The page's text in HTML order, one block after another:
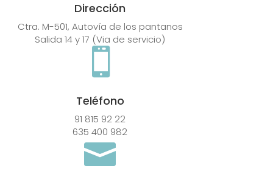
Dirección
Ctra. M-501, Autovía de los pantanos
Salida 14 y 17 (Via de servicio)

Teléfono
91 815 92 22
635 400 982
